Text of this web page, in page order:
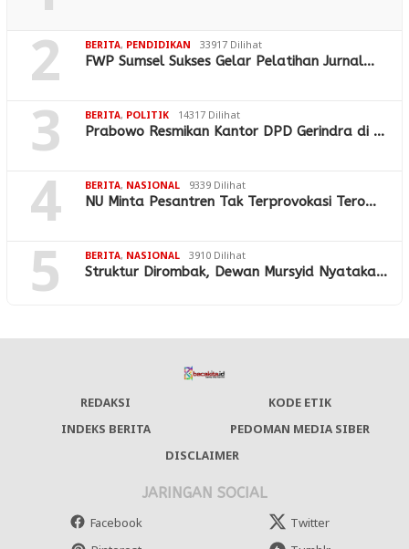
2 BERITA, PENDIDIKAN 33917 Dilihat
FWP Sumsel Sukses Gelar Pelatihan Jurnal…
3 BERITA, POLITIK 14317 Dilihat
Prabowo Resmikan Kantor DPD Gerindra di …
4 BERITA, NASIONAL 9339 Dilihat
NU Minta Pesantren Tak Terprovokasi Tero…
5 BERITA, NASIONAL 3910 Dilihat
Struktur Dirombak, Dewan Mursyid Nyataka…
REDAKSI
KODE ETIK
INDEKS BERITA
PEDOMAN MEDIA SIBER
DISCLAIMER
JARINGAN SOCIAL
Facebook
Twitter